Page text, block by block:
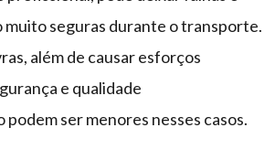
muito seguras durante o transporte.
além de causar esforços
e qualidade
ser menores nesses casos.